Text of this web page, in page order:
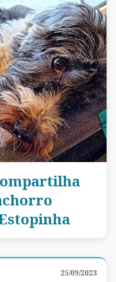
25/09/2023